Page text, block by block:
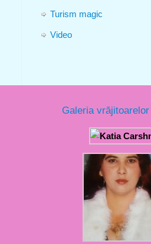
Turism magic
Video
Galeria